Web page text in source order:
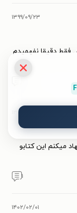
۱۳۹۹/۰۹/۲۳
فقط دقیقا نفهمیدم
۱۳۹۷/۰۳/۰۳
میکنم این کتابو
۱
۱۴۰۲/۰۲/۰۱